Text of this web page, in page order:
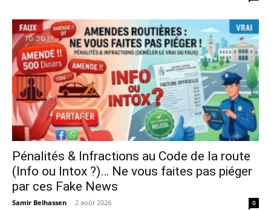
Pénalités & Infractions au Code de la route
(Info ou Intox ?)… Ne vous faites pas piéger
par ces Fake News
Samir Belhassen - 2 août 2026 0